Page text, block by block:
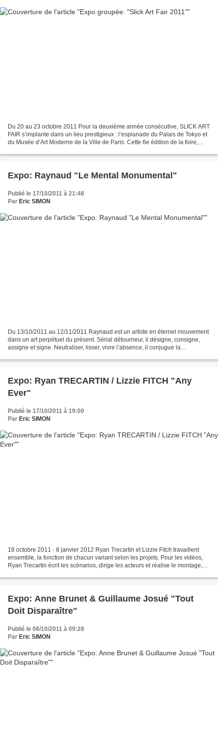
Du 20 au 23 octobre 2011 Pour la deuxième année consécutive, SLICK ART
FAIR s’implante dans un lieu prestigieux : l’esplanade du Palais de Tokyo et
du Musée d’Art Moderne de la Ville de Paris. Cette 6e édition de la foire,
Expo: Raynaud "Le Mental Monumental"
Publié le 17/10/2011 à 21:48
Par Eric SIMON
Du 13/10/2011 au 12/11/2011 Raynaud est un artiste en éternel mouvement
dans un art perpétuel du présent. Sérial détourneur, il désigne, consigne,
assigne et signe. Neutraliser, lisser, vivre l’absence, il conjugue la
Expo: Ryan TRECARTIN / Lizzie FITCH "Any
Ever"
Publié le 17/10/2011 à 19:00
Par Eric SIMON
18 octobre 2011 - 8 janvier 2012 Ryan Trecartin et Lizzie Fitch travaillent
ensemble, la fonction de chacun variant selon les projets. Pour les vidéos,
Ryan Trecartin écrit les scénarios, dirige les acteurs et réalise le montage,
Expo: Anne Brunet & Guillaume Josué "Tout
Doit Disparaître"
Publié le 06/10/2011 à 09:28
Par Eric SIMON